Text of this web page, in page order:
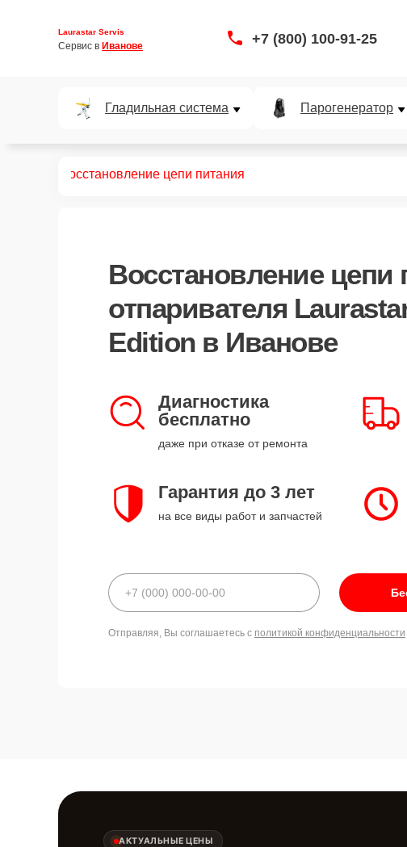
Laurastar Servis
Сервис в Иванове +7 (800) 100-91-25
Гладильная система Парогенератор
Восстановление цепи питания
Восстановление цепи
отпаривателя
Edition в Иванове
Диагностика
бесплатно
даже при отказе от ремонта
Гарантия до 3 лет
на все виды работ и запчастей
Отправляя, Вы соглашаетесь с политикой конфиденциальности
АКТУАЛЬНЫЕ ЦЕНЫ